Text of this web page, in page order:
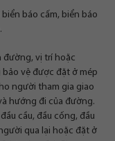
báo cấm, biển báo
đường, vị trí hoặc
vệ được đặt ở mép
người tham gia giao
hướng đi của đường.
cầu, đầu cống, đầu
qua lại hoặc đặt ở